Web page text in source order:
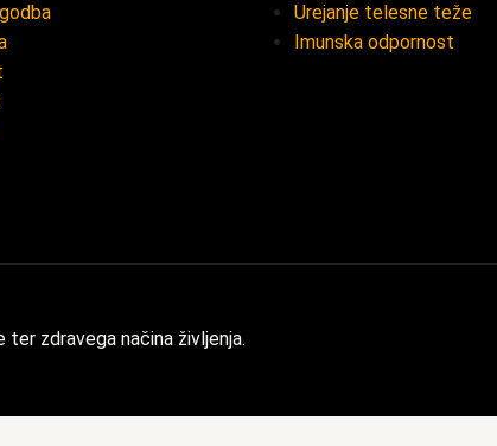
Urejanje telesne teže
Imunska odpornost
ter zdravega načina življenja.